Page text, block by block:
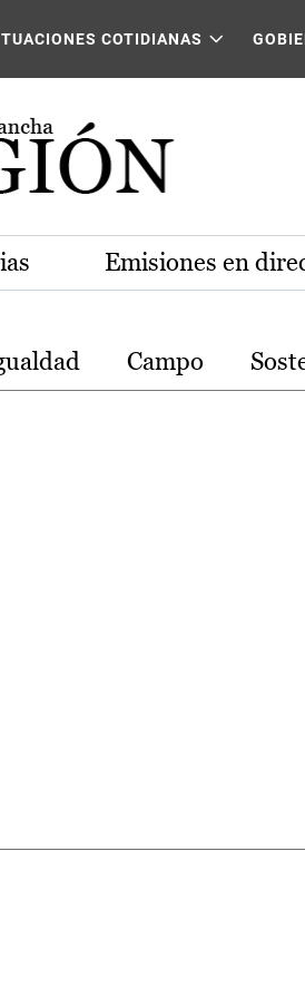
COTIDIANAS
Emisiones en
Campo